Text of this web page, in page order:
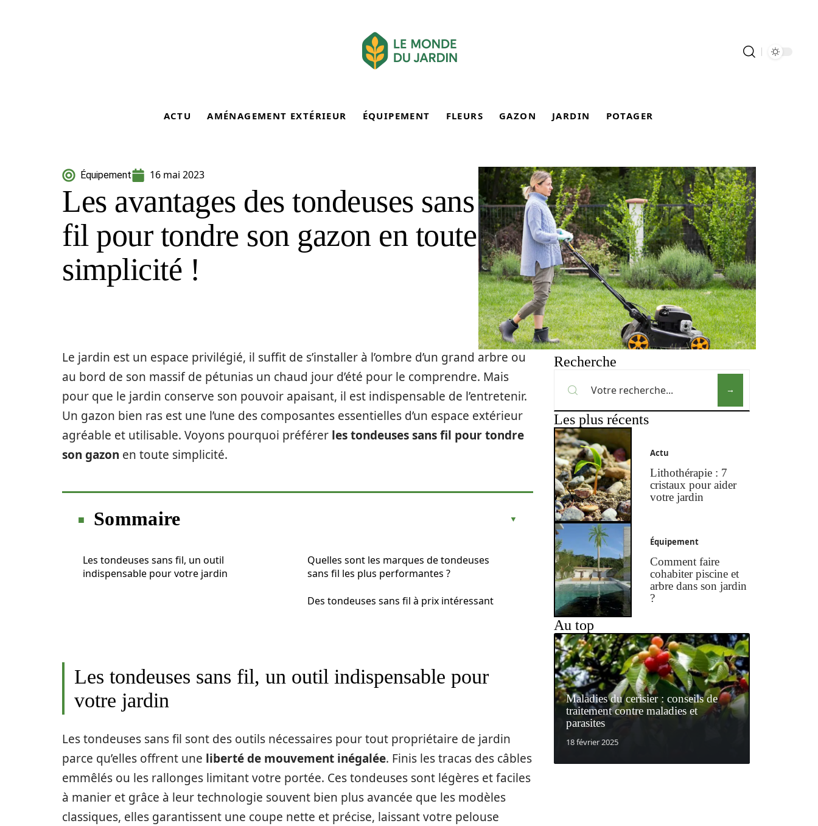
ACTU AMÉNAGEMENT EXTÉRIEUR ÉQUIPEMENT FLEURS GAZON JARDIN POTAGER
Équipement 16 mai 2023
Les avantages des tondeuses sans
fil pour tondre son gazon en toute
simplicité !
Le jardin est un espace privilégié, il suffit de s’installer à l’ombre d’un grand arbre ou
au bord de son massif de pétunias un chaud jour d’été pour le comprendre. Mais
pour que le jardin conserve son pouvoir apaisant, il est indispensable de l’entretenir.
Un gazon bien ras est une l’une des composantes essentielles d’un espace extérieur
agréable et utilisable. Voyons pourquoi préférer les tondeuses sans fil pour tondre
son gazon en toute simplicité.
Sommaire
Les tondeuses sans fil, un outil
indispensable pour votre jardin
Quelles sont les marques de tondeuses
sans fil les plus performantes ?
Des tondeuses sans fil à prix intéressant
Les tondeuses sans fil, un outil indispensable pour
votre jardin
Les tondeuses sans fil sont des outils nécessaires pour tout propriétaire de jardin
parce qu’elles offrent une liberté de mouvement inégalée. Finis les tracas des câbles
emmêlés ou les rallonges limitant votre portée. Ces tondeuses sont légères et faciles
à manier et grâce à leur technologie souvent bien plus avancée que les modèles
classiques, elles garantissent une coupe nette et précise, laissant votre pelouse
Recherche
Les plus récents
Actu
Lithothérapie : 7
cristaux pour aider
votre jardin
Équipement
Comment faire
cohabiter piscine et
arbre dans son jardin
?
Au top
Maladies du cerisier : conseils de
traitement contre maladies et
parasites
18 février 2025